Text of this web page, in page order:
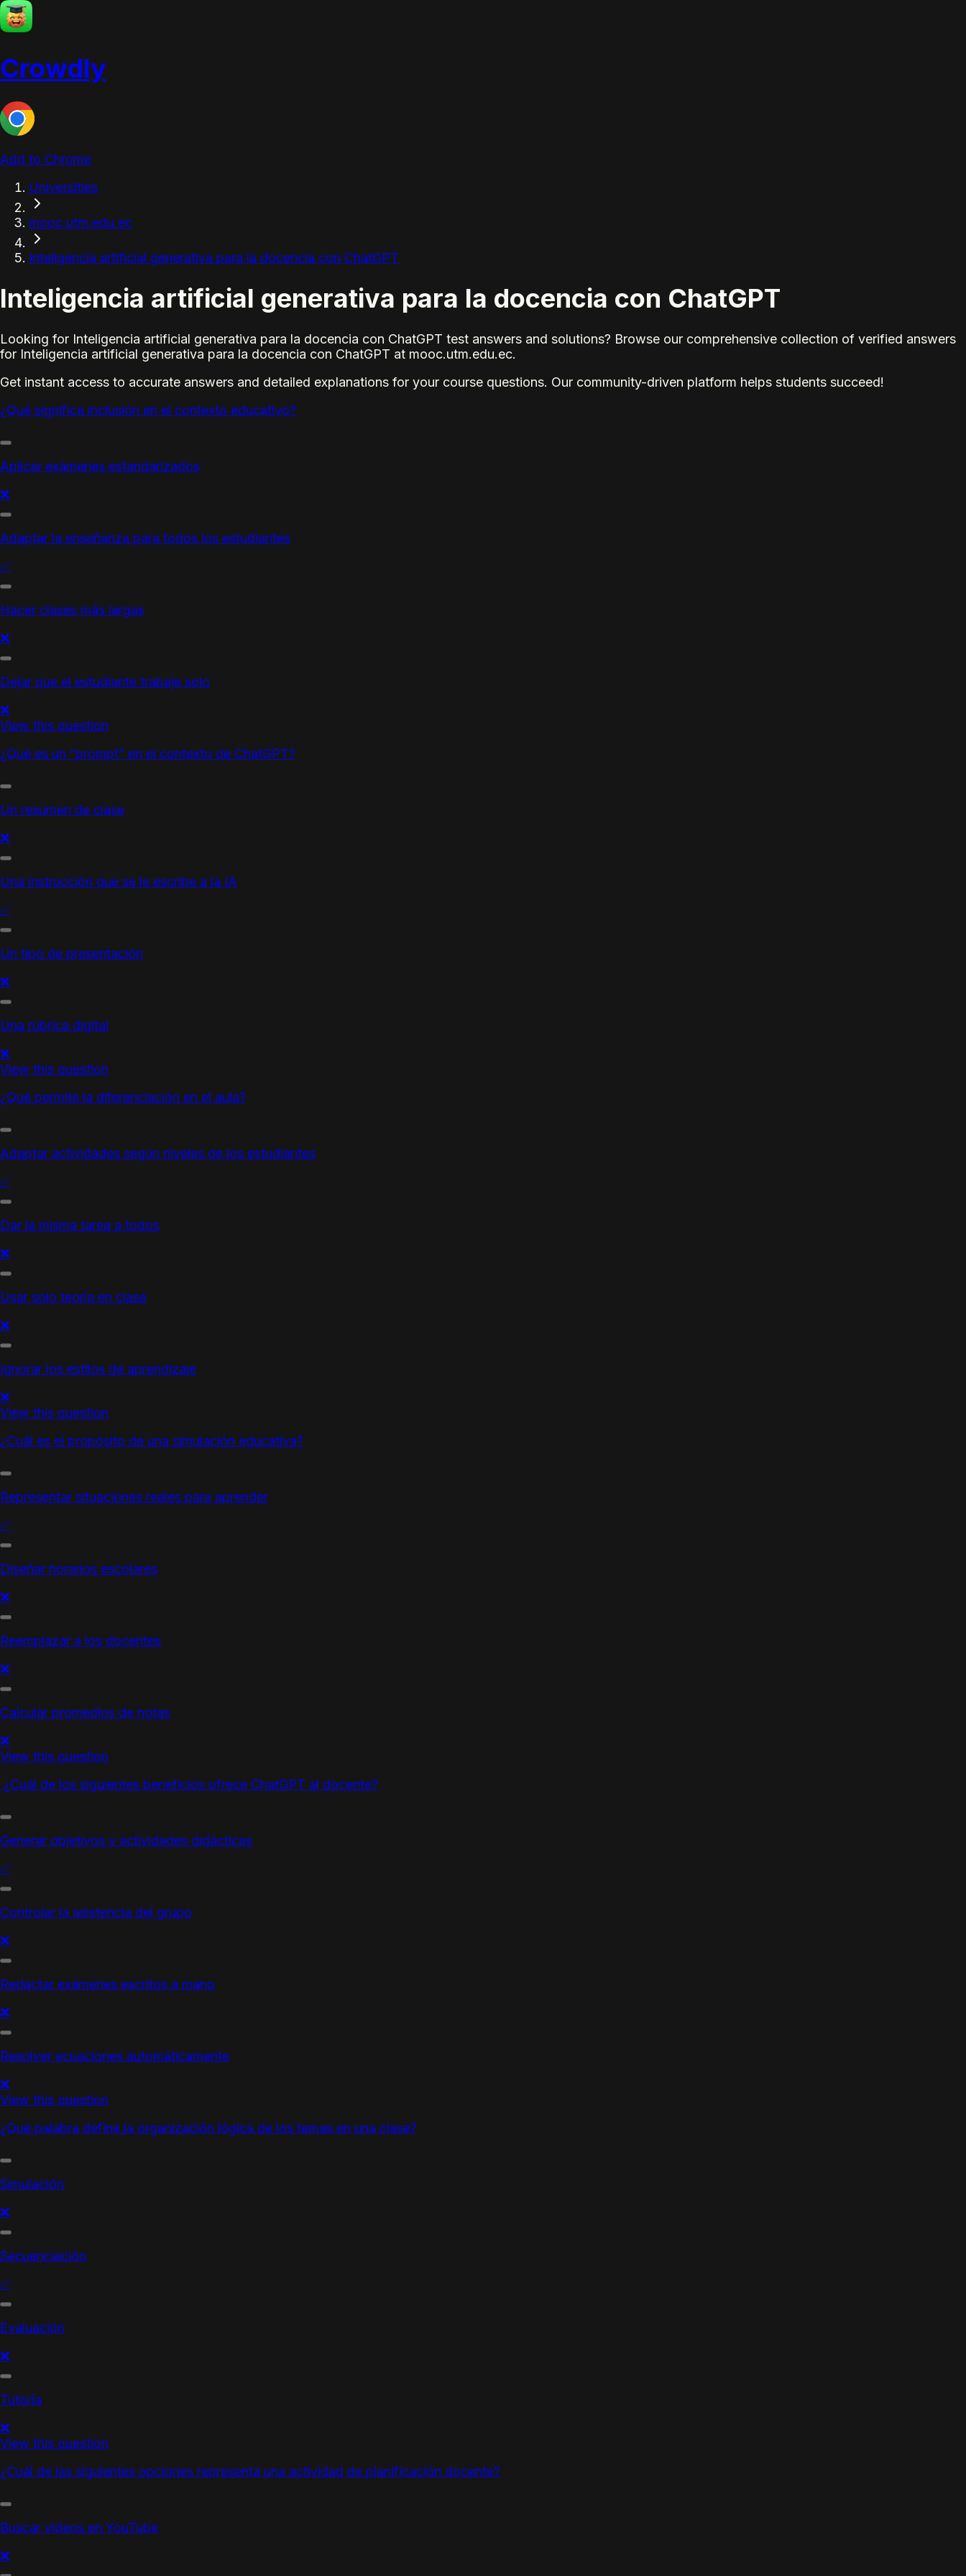
Crowdly
Add to Chrome
Universities
mooc.utm.edu.ec
Inteligencia artificial generativa para la docencia con ChatGPT
Inteligencia artificial generativa para la docencia con ChatGPT
Looking for Inteligencia artificial generativa para la docencia con ChatGPT test answers and solutions? Browse our comprehensive collection of verified answers
for Inteligencia artificial generativa para la docencia con ChatGPT at mooc.utm.edu.ec.
Get instant access to accurate answers and detailed explanations for your course questions. Our community-driven platform helps students succeed!
¿Qué significa inclusión en el contexto educativo?
Aplicar exámenes estandarizados
❌
Adaptar la enseñanza para todos los estudiantes
✅
Hacer clases más largas
❌
Dejar que el estudiante trabaje solo
❌
View this question
¿Qué es un “prompt” en el contexto de ChatGPT?
Un resumen de clase
❌
Una instrucción que se le escribe a la IA
✅
Un tipo de presentación
❌
Una rúbrica digital
❌
View this question
¿Qué permite la diferenciación en el aula?
Adaptar actividades según niveles de los estudiantes
✅
Dar la misma tarea a todos
❌
Usar solo teoría en clase
❌
Ignorar los estilos de aprendizaje
❌
View this question
¿Cuál es el propósito de una simulación educativa?
Representar situaciones reales para aprender
✅
Diseñar horarios escolares
❌
Reemplazar a los docentes
❌
Calcular promedios de notas
❌
View this question
¿Cuál de los siguientes beneficios ofrece ChatGPT al docente?
Generar objetivos y actividades didácticas
✅
Controlar la asistencia del grupo
❌
Redactar exámenes escritos a mano
❌
Resolver ecuaciones automáticamente
❌
View this question
¿Qué palabra define la organización lógica de los temas en una clase?
Simulación
❌
Secuenciación
✅
Evaluación
❌
Tutoría
❌
View this question
¿Cuál de las siguientes opciones representa una actividad de planificación docente?
Buscar videos en YouTube
❌